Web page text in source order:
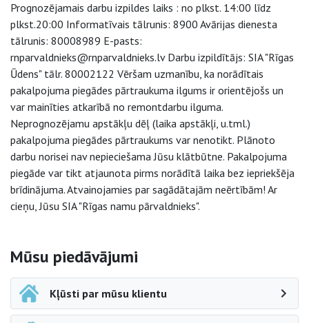
Prognozējamais darbu izpildes laiks : no plkst. 14:00 līdz
plkst.20:00 Informatīvais tālrunis: 8900 Avārijas dienesta
tālrunis: 80008989 E-pasts:
rnparvaldnieks@rnparvaldnieks.lv Darbu izpildītājs: SIA "Rīgas
Ūdens" tālr. 80002122 Vēršam uzmanību, ka norādītais
pakalpojuma piegādes pārtraukuma ilgums ir orientējošs un
var mainīties atkarībā no remontdarbu ilguma.
Neprognozējamu apstākļu dēļ (laika apstākļi, u.tml.)
pakalpojuma piegādes pārtraukums var nenotikt. Plānoto
darbu norisei nav nepieciešama Jūsu klātbūtne. Pakalpojuma
piegāde var tikt atjaunota pirms norādītā laika bez iepriekšēja
brīdinājuma. Atvainojamies par sagādātajām neērtībām! Ar
cieņu, Jūsu SIA "Rīgas namu pārvaldnieks".
Sāna navigācija
Mūsu piedāvājumi
Kļūsti par mūsu klientu